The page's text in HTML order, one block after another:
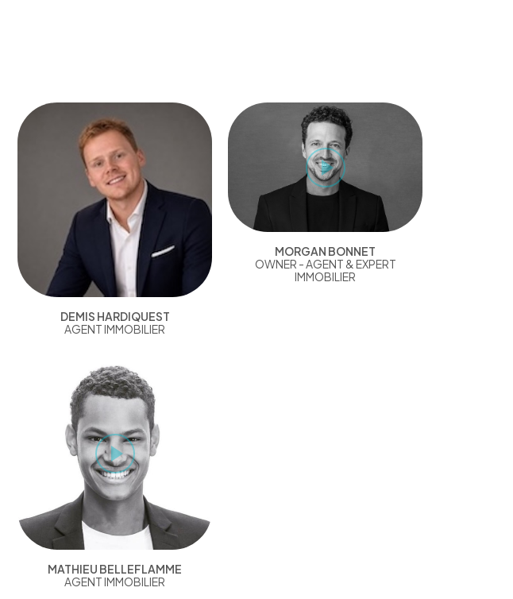
DEMIS HARDIQUEST
AGENT IMMOBILIER
MORGAN BONNET
OWNER - AGENT & EXPERT
IMMOBILIER
MATHIEU BELLEFLAMME
AGENT IMMOBILIER